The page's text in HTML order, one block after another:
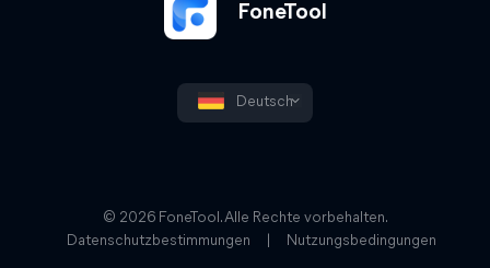
FoneTool
Deutsch
© 2026 FoneTool. Alle Rechte vorbehalten.
Datenschutzbestimmungen
Nutzungsbedingungen